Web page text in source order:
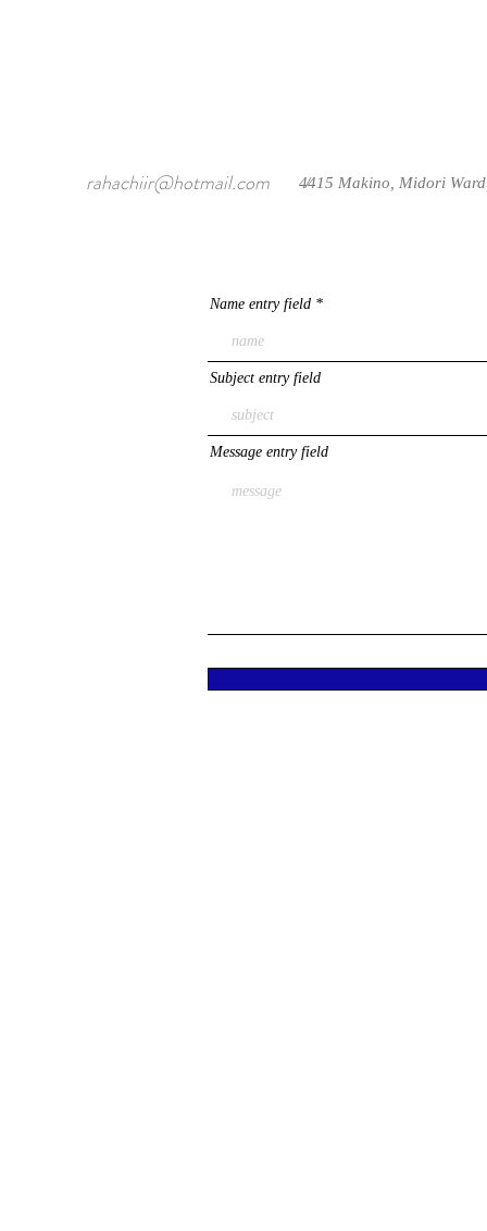
rahachiir@hotmail.com /
4415 Makino, Midori
Name entry field
Subject entry field
Message entry field